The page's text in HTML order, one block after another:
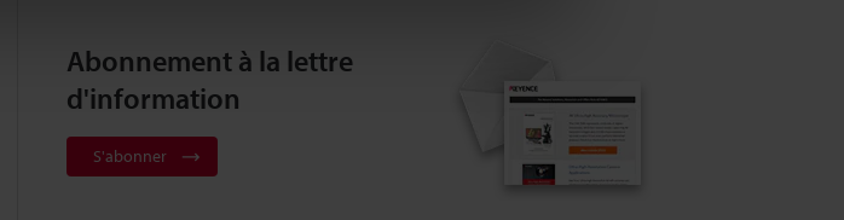
Abonnement à la lettre
d'information
S'abonner